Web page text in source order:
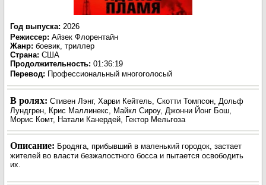
Год выпуска: 2026
Режиссер: Айзек Флорентайн
Жанр: боевик, триллер
Страна: США
Продолжительность: 01:36:19
Перевод: Профессиональный многоголосый
В ролях: Стивен Лэнг, Харви Кейтель, Скотти Томпсон, Дольф
Лундгрен, Крис Маллинекс, Майкл Сироу, Джонни Йонг Бош,
Морис Комт, Натали Канердей, Гектор Мельгоза
Описание: Бродяга, прибывший в маленький городок, застает
жителей во власти безжалостного босса и пытается освободить
их.